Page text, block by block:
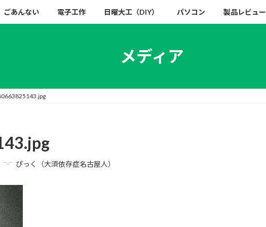
ごあんない 電子工作 日曜大工（DIY） パソコン 製品レビュー
メディア
ぴっく（大須依存症名古屋人）